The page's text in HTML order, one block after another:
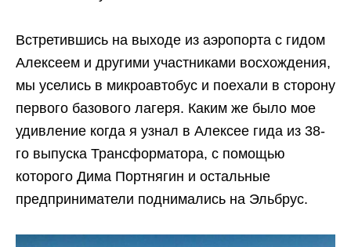
Встретившись на выходе из аэропорта с гидом
Алексеем и другими участниками восхождения,
мы уселись в микроавтобус и поехали в сторону
первого базового лагеря. Каким же было мое
удивление когда я узнал в Алексее гида из 38-
го выпуска Трансформатора, с помощью
которого Дима Портнягин и остальные
предприниматели поднимались на Эльбрус.